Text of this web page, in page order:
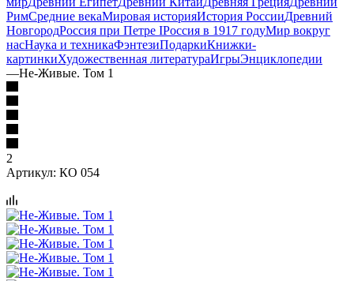
РимСредние векаМировая историяИстория РоссииДревний
НовгородРоссия при Петре IРоссия в 1917 годуМир вокруг
насНаука и техникаФэнтезиПодаркиКнижки-
картинкиХудожественная литератураИгрыЭнциклопедии
—Не-Живые. Том 1
2
Артикул: КО 054